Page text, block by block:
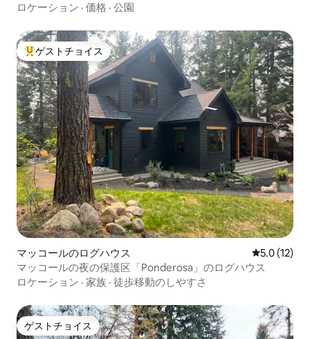
い
ロケーション · 価格 · 公園
大好評のゲストチョイスです。
ゲストチョイス
マッコールのログハウス レビュー12
5.0 (12)
マッコールの夜の保護区「Ponderosa」のログハウス
ロケーション · 家族 · 徒歩移動のしやすさ
ゲストチョイス
ゲストチョイス